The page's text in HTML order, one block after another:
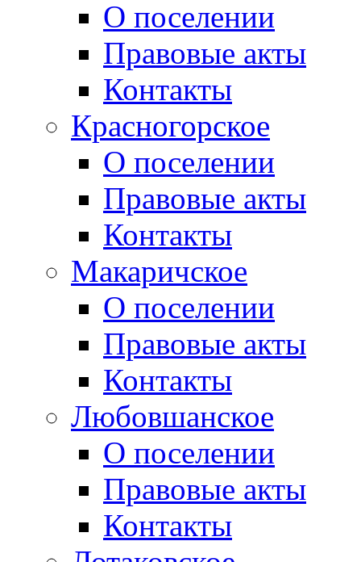
О поселении
Правовые акты
Контакты
Красногорское
О поселении
Правовые акты
Контакты
Макаричское
О поселении
Правовые акты
Контакты
Любовшанское
О поселении
Правовые акты
Контакты